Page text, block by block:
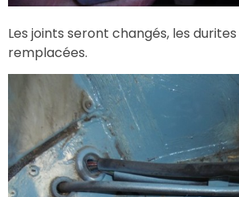
Les joints seront changés, les
remplacées.